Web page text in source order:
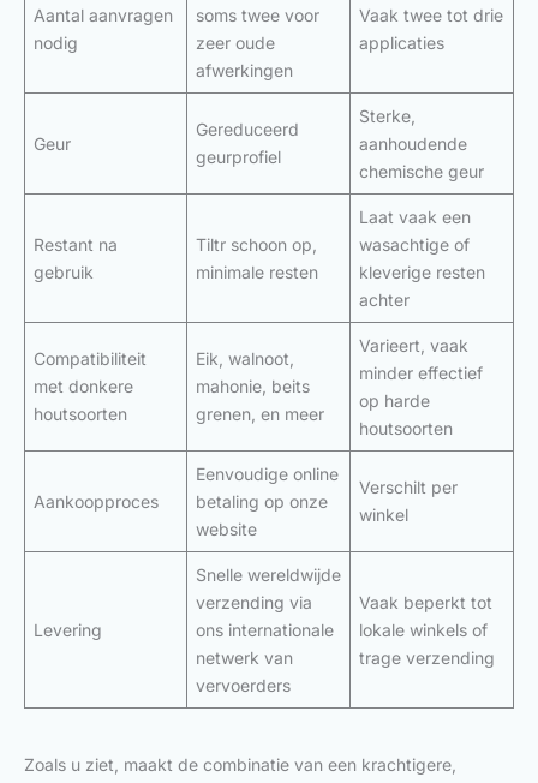
Aantal aanvragen
nodig
soms twee voor
zeer oude
afwerkingen
Vaak twee tot drie
applicaties
Geur
Gereduceerd
geurprofiel
Sterke,
aanhoudende
chemische geur
Restant na
gebruik
Tiltr schoon op,
minimale resten
Laat vaak een
wasachtige of
kleverige resten
achter
Compatibiliteit
met donkere
houtsoorten
Eik, walnoot,
mahonie, beits
grenen, en meer
Varieert, vaak
minder effectief
op harde
houtsoorten
Aankoopproces
Eenvoudige online
betaling op onze
website
Verschilt per
winkel
Levering
Snelle wereldwijde
verzending via
ons internationale
netwerk van
vervoerders
Vaak beperkt tot
lokale winkels of
trage verzending
Zoals u ziet, maakt de combinatie van een krachtigere,